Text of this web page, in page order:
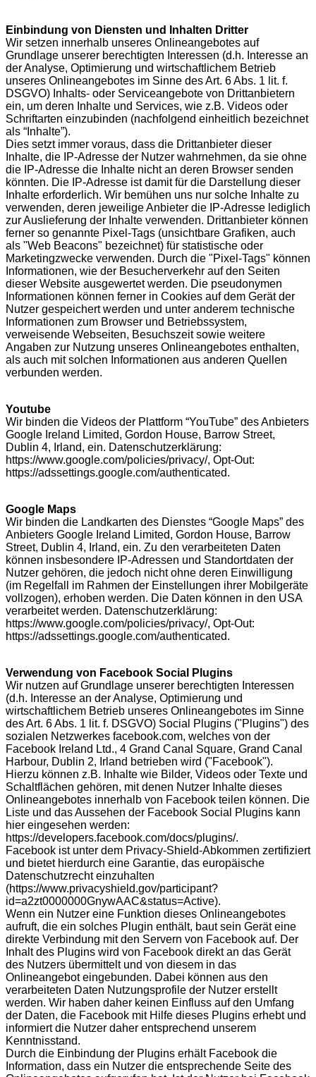
Einbindung von Diensten und Inhalten Dritter
Wir setzen innerhalb unseres Onlineangebotes auf
Grundlage unserer berechtigten Interessen (d.h. Interesse an
der Analyse, Optimierung und wirtschaftlichem Betrieb
unseres Onlineangebotes im Sinne des Art. 6 Abs. 1 lit. f.
DSGVO) Inhalts- oder Serviceangebote von Drittanbietern
ein, um deren Inhalte und Services, wie z.B. Videos oder
Schriftarten einzubinden (nachfolgend einheitlich bezeichnet
als “Inhalte”).
Dies setzt immer voraus, dass die Drittanbieter dieser
Inhalte, die IP-Adresse der Nutzer wahrnehmen, da sie ohne
die IP-Adresse die Inhalte nicht an deren Browser senden
könnten. Die IP-Adresse ist damit für die Darstellung dieser
Inhalte erforderlich. Wir bemühen uns nur solche Inhalte zu
verwenden, deren jeweilige Anbieter die IP-Adresse lediglich
zur Auslieferung der Inhalte verwenden. Drittanbieter können
ferner so genannte Pixel-Tags (unsichtbare Grafiken, auch
als "Web Beacons" bezeichnet) für statistische oder
Marketingzwecke verwenden. Durch die "Pixel-Tags" können
Informationen, wie der Besucherverkehr auf den Seiten
dieser Website ausgewertet werden. Die pseudonymen
Informationen können ferner in Cookies auf dem Gerät der
Nutzer gespeichert werden und unter anderem technische
Informationen zum Browser und Betriebssystem,
verweisende Webseiten, Besuchszeit sowie weitere
Angaben zur Nutzung unseres Onlineangebotes enthalten,
als auch mit solchen Informationen aus anderen Quellen
verbunden werden.
Youtube
Wir binden die Videos der Plattform “YouTube” des Anbieters
Google Ireland Limited, Gordon House, Barrow Street,
Dublin 4, Irland, ein. Datenschutzerklärung:
https://www.google.com/policies/privacy/, Opt-Out:
https://adssettings.google.com/authenticated.
Google Maps
Wir binden die Landkarten des Dienstes “Google Maps” des
Anbieters Google Ireland Limited, Gordon House, Barrow
Street, Dublin 4, Irland, ein. Zu den verarbeiteten Daten
können insbesondere IP-Adressen und Standortdaten der
Nutzer gehören, die jedoch nicht ohne deren Einwilligung
(im Regelfall im Rahmen der Einstellungen ihrer Mobilgeräte
vollzogen), erhoben werden. Die Daten können in den USA
verarbeitet werden. Datenschutzerklärung:
https://www.google.com/policies/privacy/, Opt-Out:
https://adssettings.google.com/authenticated.
Verwendung von Facebook Social Plugins
Wir nutzen auf Grundlage unserer berechtigten Interessen
(d.h. Interesse an der Analyse, Optimierung und
wirtschaftlichem Betrieb unseres Onlineangebotes im Sinne
des Art. 6 Abs. 1 lit. f. DSGVO) Social Plugins ("Plugins") des
sozialen Netzwerkes facebook.com, welches von der
Facebook Ireland Ltd., 4 Grand Canal Square, Grand Canal
Harbour, Dublin 2, Irland betrieben wird ("Facebook").
Hierzu können z.B. Inhalte wie Bilder, Videos oder Texte und
Schaltflächen gehören, mit denen Nutzer Inhalte dieses
Onlineangebotes innerhalb von Facebook teilen können. Die
Liste und das Aussehen der Facebook Social Plugins kann
hier eingesehen werden:
https://developers.facebook.com/docs/plugins/.
Facebook ist unter dem Privacy-Shield-Abkommen zertifiziert
und bietet hierdurch eine Garantie, das europäische
Datenschutzrecht einzuhalten
(https://www.privacyshield.gov/participant?
id=a2zt0000000GnywAAC&status=Active).
Wenn ein Nutzer eine Funktion dieses Onlineangebotes
aufruft, die ein solches Plugin enthält, baut sein Gerät eine
direkte Verbindung mit den Servern von Facebook auf. Der
Inhalt des Plugins wird von Facebook direkt an das Gerät
des Nutzers übermittelt und von diesem in das
Onlineangebot eingebunden. Dabei können aus den
verarbeiteten Daten Nutzungsprofile der Nutzer erstellt
werden. Wir haben daher keinen Einfluss auf den Umfang
der Daten, die Facebook mit Hilfe dieses Plugins erhebt und
informiert die Nutzer daher entsprechend unserem
Kenntnisstand.
Durch die Einbindung der Plugins erhält Facebook die
Information, dass ein Nutzer die entsprechende Seite des